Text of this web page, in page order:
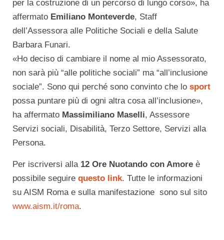
per la costruzione di un percorso di lungo corso», ha
affermato Emiliano Monteverde, Staff
dell’Assessora alle Politiche Sociali e della Salute
Barbara Funari.
«Ho deciso di cambiare il nome al mio Assessorato,
non sarà più “alle politiche sociali” ma “all’inclusione
sociale”. Sono qui perché sono convinto che lo sport
possa puntare più di ogni altra cosa all’inclusione»,
ha affermato Massimiliano Maselli, Assessore
Servizi sociali, Disabilità, Terzo Settore, Servizi alla
Persona.
Per iscriversi alla 12 Ore Nuotando con Amore è
possibile seguire questo link. Tutte le informazioni
su AISM Roma e sulla manifestazione sono sul sito
www.aism.it/roma.